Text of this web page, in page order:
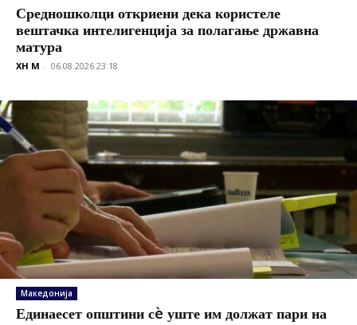
Средношколци откриени дека користеле
вештачка интелигенција за полагање државна
матура
XH M - 06.08.2026 23:18
Македонија
Единаесет општини сè уште им должат пари на